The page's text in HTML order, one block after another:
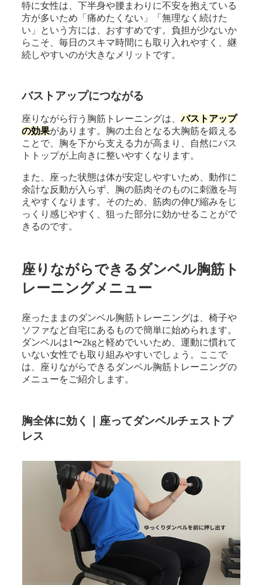
特に女性は、下半身や腰まわりに不安を抱えている
方が多いため「痛めたくない」「無理なく続けた
い」という方には、おすすめです。負担が少ないか
らこそ、毎日のスキマ時間にも取り入れやすく、継
続しやすいのが大きなメリットです。
バストアップにつながる
座りながら行う胸筋トレーニングは、バストアップ
の効果があります。胸の土台となる大胸筋を鍛える
ことで、胸を下から支える力が高まり、自然にバス
トトップが上向きに整いやすくなります。
また、座った状態は体が安定しやすいため、動作に
余計な反動が入らず、胸の筋肉そのものに刺激を与
えやすくなります。そのため、筋肉の伸び縮みをじ
っくり感じやすく、狙った部分に効かせることがで
きるのです。
座りながらできるダンベル胸筋ト
レーニングメニュー
座ったままのダンベル胸筋トレーニングは、椅子や
ソファなど自宅にあるもので簡単に始められます。
ダンベルは1〜2kgと軽めでいいため、運動に慣れて
いない女性でも取り組みやすいでしょう。ここで
は、座りながらできるダンベル胸筋トレーニングの
メニューをご紹介します。
胸全体に効く｜座ってダンベルチェストプ
レス